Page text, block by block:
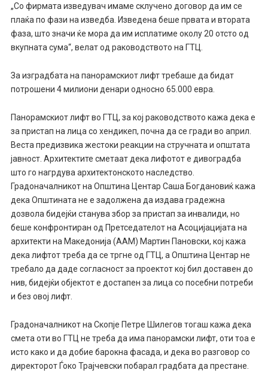
„Со фирмата изведувач имаме склучено договор да им се
плаќа по фази на изведба. Изведена беше првата и втората
фаза, што значи ќе мора да им исплатиме околу 20 отсто од
вкупната сума“, велат од раководството на ГТЦ.
За изградбата на панорамскиот лифт требаше да бидат
потрошени 4 милиони денари односно 65.000 евра.
Панорамскиот лифт во ГТЦ, за кој раководството кажа дека е
за пристап на лица со хендикеп, почна да се гради во април.
Веста предизвика жестоки реакции на стручната и општата
јавност. Архитектите сметаат дека лифотот е дивоградба
што го нагрдува архитектонското наследство.
Градоначалникот на Општина Центар Саша Богдановиќ кажа
дека Општината не е задолжена да издава градежна
дозвола бидејќи станува збор за пристап за инвалиди, но
беше конфронтиран од Претседателот на Асоцијацијата на
архитекти на Македонија (ААМ) Мартин Пановски, кој кажа
дека лифтот треба да се тргне од ГТЦ, а Општина Центар не
требало да даде согласност за проектот кој бил доставен до
нив, бидејќи објектот е достапен за лица со посебни потреби
и без овој лифт.
Градоначалникот на Скопје Петре Шилегов тогаш кажа дека
смета оти во ГТЦ не треба да има панорамски лифт, оти тоа е
исто како и да добие барокна фасада, и дека во разговор со
директорот Ѓоко Трајчевски побарал градбата да престане.